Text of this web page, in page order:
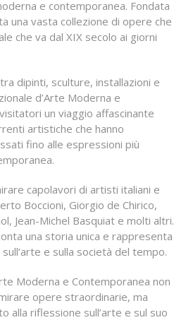
e contemporanea. Fondata
una vasta collezione di opere che
che va dal XIX secolo ai giorni
dipinti, sculture, installazioni e
d’Arte Moderna e
un viaggio affascinante
artistiche che hanno
fino alle espressioni più
capolavori di artisti italiani e
Boccioni, Giorgio de Chirico,
Jean-Michel Basquiat e molti altri.
una storia unica e rappresenta
e sulla società del tempo.
Moderna e Contemporanea non
opere straordinarie, ma
alla riflessione sull’arte e sul suo